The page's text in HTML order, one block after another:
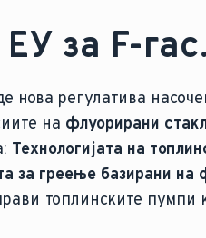
за F-гас.
нова регулатива
на флуорирани
Технологијата на
за греење базирани
топлинските пумпи